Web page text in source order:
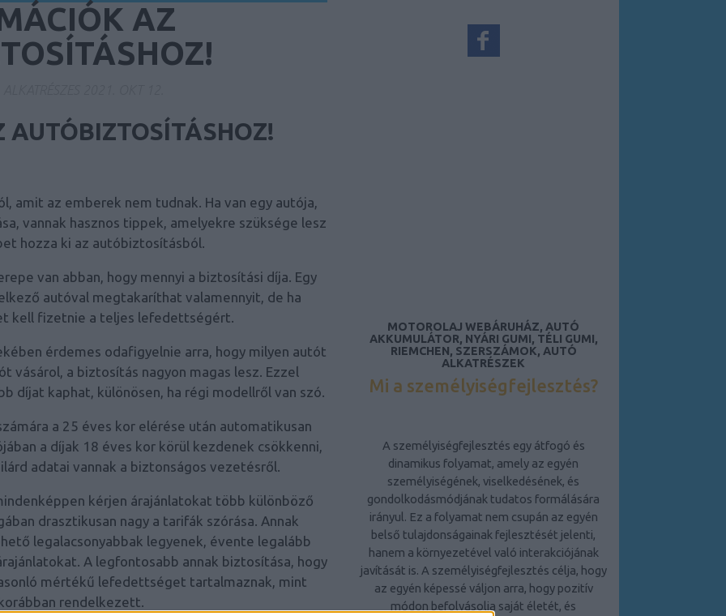
AZ
AUTÓBIZTOSÍTÁSHOZ!
amit az emberek nem tudnak. Ha van egy autója,
vannak hasznos tippek, amelyekre szüksége lesz
hozza ki az autóbiztosításból.
van abban, hogy mennyi a biztosítási díja. Egy
autóval megtakaríthat valamennyit, de ha
kell fizetnie a teljes lefedettségért.
érdemes odafigyelnie arra, hogy milyen autót
vásárol, a biztosítás nagyon magas lesz. Ezzel
díjat kaphat, különösen, ha régi modellről van szó.
a 25 éves kor elérése után automatikusan
a díjak 18 éves kor körül kezdenek csökkenni,
adatai vannak a biztonságos vezetésről.
kérjen árajánlatokat több különböző
drasztikusan nagy a tarifák szórása. Annak
legalacsonyabbak legyenek, évente legalább
A legfontosabb annak biztosítása, hogy
mértékű lefedettséget tartalmaznak, mint
rendelkezett.
MOTOROLAJ WEBÁRUHÁZ, AUTÓ
AKKUMULÁTOR, NYÁRI GUMI, TÉLI GUMI,
RIEMCHEN, SZERSZÁMOK, AUTÓ
ALKATRÉSZEK
Mi a személyiségfejlesztés?
A személyiségfejlesztés egy átfogó és
dinamikus folyamat, amely az egyén
személyiségének, viselkedésének, és
gondolkodásmódjának tudatos formálására
irányul. Ez a folyamat nem csupán az egyén
belső tulajdonságainak fejlesztését jelenti,
hanem a környezetével való interakciójának
javítását is. A személyiségfejlesztés célja, hogy
az egyén képessé váljon arra, hogy pozitív
módon befolyásolja saját életét, és